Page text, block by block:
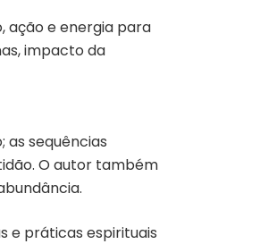
ação e energia para
impacto da
sequências
O autor também
e práticas espirituais